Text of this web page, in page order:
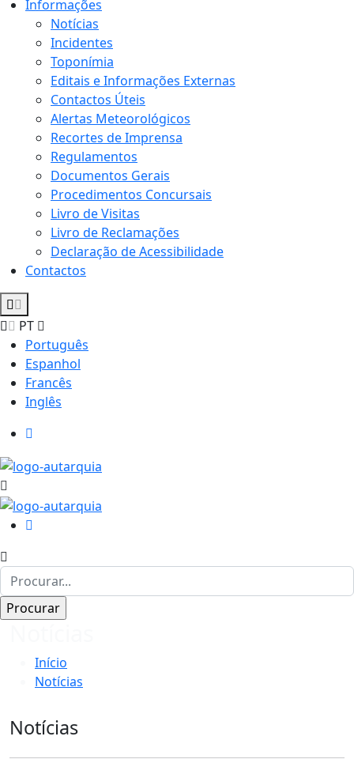
Informações
Notícias
Incidentes
Toponímia
Editais e Informações Externas
Contactos Úteis
Alertas Meteorológicos
Recortes de Imprensa
Regulamentos
Documentos Gerais
Procedimentos Concursais
Livro de Visitas
Livro de Reclamações
Declaração de Acessibilidade
Contactos
PT
Português
Espanhol
Francês
Inglês
Início
Notícias
Notícias